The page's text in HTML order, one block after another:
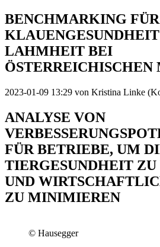
BENCHMARKING FÜR
LAHMHEIT BEI
2023-01-09 13:29 von Kristina Linke
ANALYSE VON
FÜR BETRIEBE, UM
TIERGESUNDHEIT ZU
UND
ZU MINIMIEREN
© Hausegger